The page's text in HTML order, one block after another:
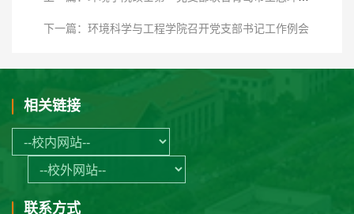
下一篇：环境科学与工程学院召开党支部书记工作例会
相关链接
联系方式